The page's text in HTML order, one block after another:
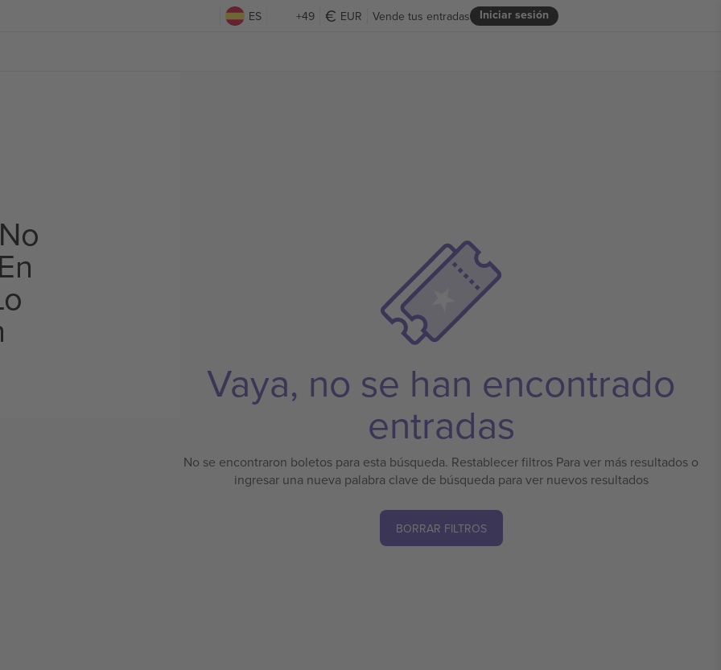
ES +49 EUR Iniciar sesión
Vende tus entradas
Vaya, no se han encontrado
entradas
No se encontraron boletos para esta búsqueda. Restablecer filtros Para ver más resultados o
ingresar una nueva palabra clave de búsqueda para ver nuevos resultados
BORRAR FILTROS